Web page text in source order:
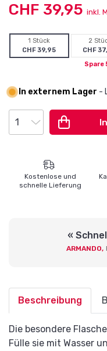
CHF 39,95 inkl.
1 Stück
CHF 39,95
2
CHF
Spare
In externem Lager -
Kostenlose und
schnelle Lieferung
«
ARMANDO,
Beschreibung
Die besondere
Fülle sie mit Wasser